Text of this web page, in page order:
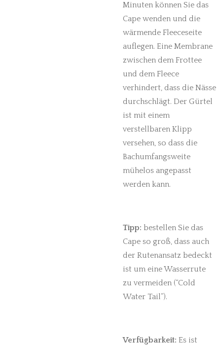
Minuten können Sie das
Cape wenden und die
wärmende Fleeceseite
auflegen. Eine Membrane
zwischen dem Frottee
und dem Fleece
verhindert, dass die Nässe
durchschlägt. Der Gürtel
ist mit einem
verstellbaren Klipp
versehen, so dass die
Bachumfangsweite
mühelos angepasst
werden kann.
Tipp: bestellen Sie das
Cape so groß, dass auch
der Rutenansatz bedeckt
ist um eine Wasserrute
zu vermeiden (“Cold
Water Tail”).
Verfügbarkeit: Es ist